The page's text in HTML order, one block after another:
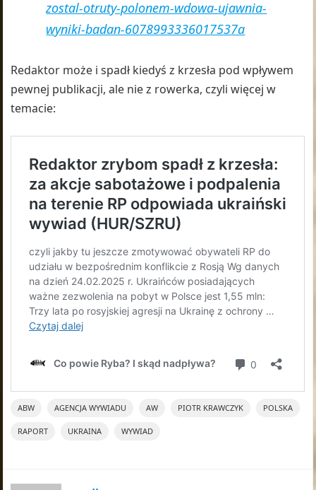
zostal-otruty-polonem-wdowa-ujawnia-
wyniki-badan-6078993336017537a
Redaktor może i spadł kiedyś z krzesła pod wpływem
pewnej publikacji, ale nie z rowerka, czyli więcej w
temacie:
ABW AGENCJA WYWIADU AW PIOTR KRAWCZYK POLSKA
RAPORT UKRAINA WYWIAD